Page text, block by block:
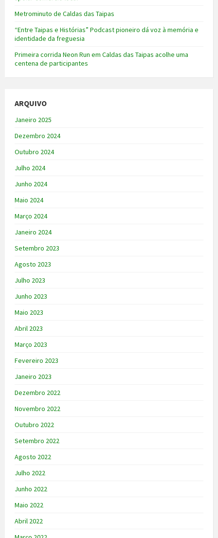
Metrominuto de Caldas das Taipas
“Entre Taipas e Histórias” Podcast pioneiro dá voz à memória e
identidade da freguesia
Primeira corrida Neon Run em Caldas das Taipas acolhe uma
centena de participantes
ARQUIVO
Janeiro 2025
Dezembro 2024
Outubro 2024
Julho 2024
Junho 2024
Maio 2024
Março 2024
Janeiro 2024
Setembro 2023
Agosto 2023
Julho 2023
Junho 2023
Maio 2023
Abril 2023
Março 2023
Fevereiro 2023
Janeiro 2023
Dezembro 2022
Novembro 2022
Outubro 2022
Setembro 2022
Agosto 2022
Julho 2022
Junho 2022
Maio 2022
Abril 2022